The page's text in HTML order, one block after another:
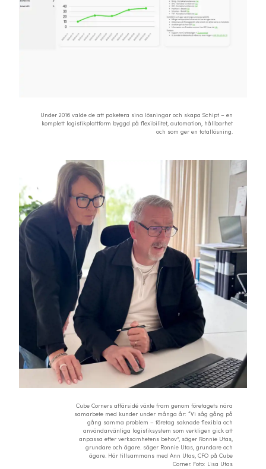
Under 2016 valde de att paketera sina lösningar och skapa Schipt – en
komplett logistikplattform byggd på flexibilitet, automation, hållbarhet
och som ger en totallösning.
Cube Corners affärsidé växte fram genom företagets nära
samarbete med kunder under många år: “Vi såg gång på
gång samma problem – företag saknade flexibla och
användarvänliga logistiksystem som verkligen gick att
anpassa efter verksamhetens behov”, säger Ronnie Utas,
grundare och ägare. säger Ronnie Utas, grundare och
ägare. Här tillsammans med Ann Utas, CFO på Cube
Corner. Foto: Lisa Utas